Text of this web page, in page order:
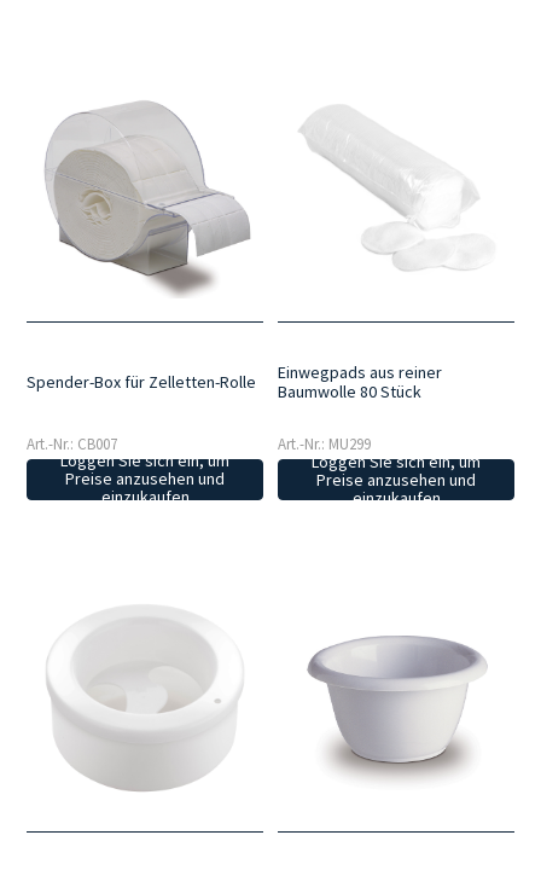
Spender-Box für Zelletten-Rolle
Art.-Nr.: CB007
Loggen Sie sich ein, um
Preise anzusehen und
einzukaufen
Einwegpads aus reiner
Baumwolle 80 Stück
Art.-Nr.: MU299
Loggen Sie sich ein, um
Preise anzusehen und
einzukaufen